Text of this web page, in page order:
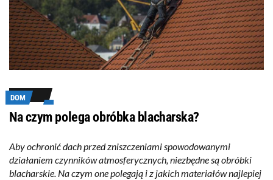
DOM
Na czym polega obróbka blacharska?
Aby ochronić dach przed zniszczeniami spowodowanymi
działaniem czynników atmosferycznych, niezbędne są obróbki
blacharskie. Na czym one polegają i z jakich materiałów najlepiej